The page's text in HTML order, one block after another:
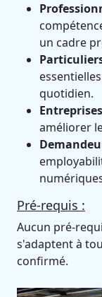
un cadre
quotidien.
améliorer
Pré-requis :
Aucun pré-
s'adaptent à
confirmé.